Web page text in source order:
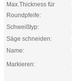
Max.Thickness für
Roundpfeife:
Schweißtyp:
Säge schneiden:
Name:
Markieren: